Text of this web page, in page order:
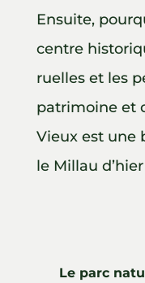
Ensuite,
centre
ruelles et les
patrimoine et
Vieux est une
le Millau
Le parc